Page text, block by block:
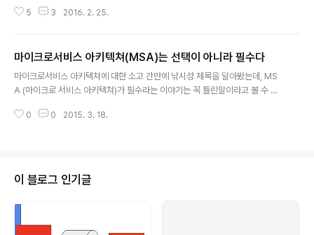
로, CA의 API 아카데미의 일원이며, OReilly 출판사를 통
지만, 결국 MSA와 조직 문화 소통으로 수렴되는 내용이었
습니다만, MSA 에 관련하여 재미있는 접근이 있어서 남겨
놓고자 합니다. 예로 든것중의 하나가 API를 외부용, 내부
였는데, 이 접근 방식보다 특이했던 것이 구현의 주체입니
5 3 2016. 2. 25.
마이크로서비스 아키텍쳐(MSA)는 선택이 아니라 필수다
마이크로서비스 아키텍쳐에 대한 소고 간만에 낚시성 제목을 달아봤는데, MS
A (마이크로 서비스 아키텍쳐)가 필수라는 이야기는 꼭 틀린말이라고 볼 수 는
는 경우에는 서비스 단위로 나눠서 각 팀이 서비스를 개발하고, 독립된 기술과
스라고 하는데, 관리나 의사결정의 권한을 중앙의 팀이 중앙 통제하지 않고, 각
자의 팀에 자율적으로 맏기고, 책임도 맏긴다는 이야기 입니다. 그러면 분산 거
버넌스를 하면,중앙 거버넌스..
0 0 2015. 3. 18.
이 블로그 인기글